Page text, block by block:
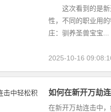
这次看到的是新
性，不同的职业用
庄：驯养圣兽宝宝...
2025-10-16
如何在新开万劫
在新开万劫连击中